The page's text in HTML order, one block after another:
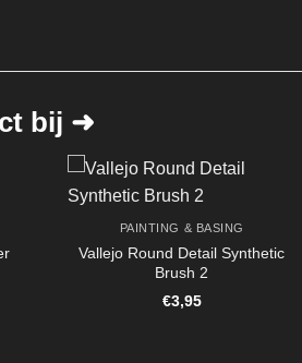
bij ➜
PAINTING & BASING
Vallejo Round Detail Synthetic
Brush 2
€3,95